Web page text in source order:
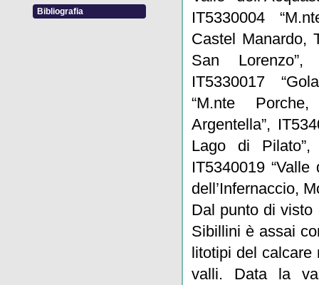
Bibliografia
IT5330004
Castel Manardo,
San Lorenzo”,
IT5330017
“M.nte
Argentella”,
Lago di Pilato”,
IT5340019 “Valle
dell’Infernaccio,
Dal punto di visto
Sibillini è assai
litotipi del calcare
valli. Data la